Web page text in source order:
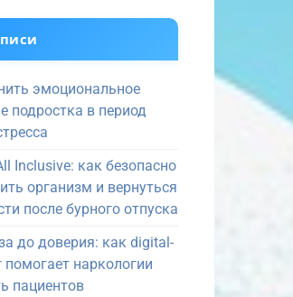
эмоциональное
подростка в период
Inclusive: как безопасно
организм и вернуться
после бурного отпуска
до доверия: как digital-
помогает наркологии
пациентов